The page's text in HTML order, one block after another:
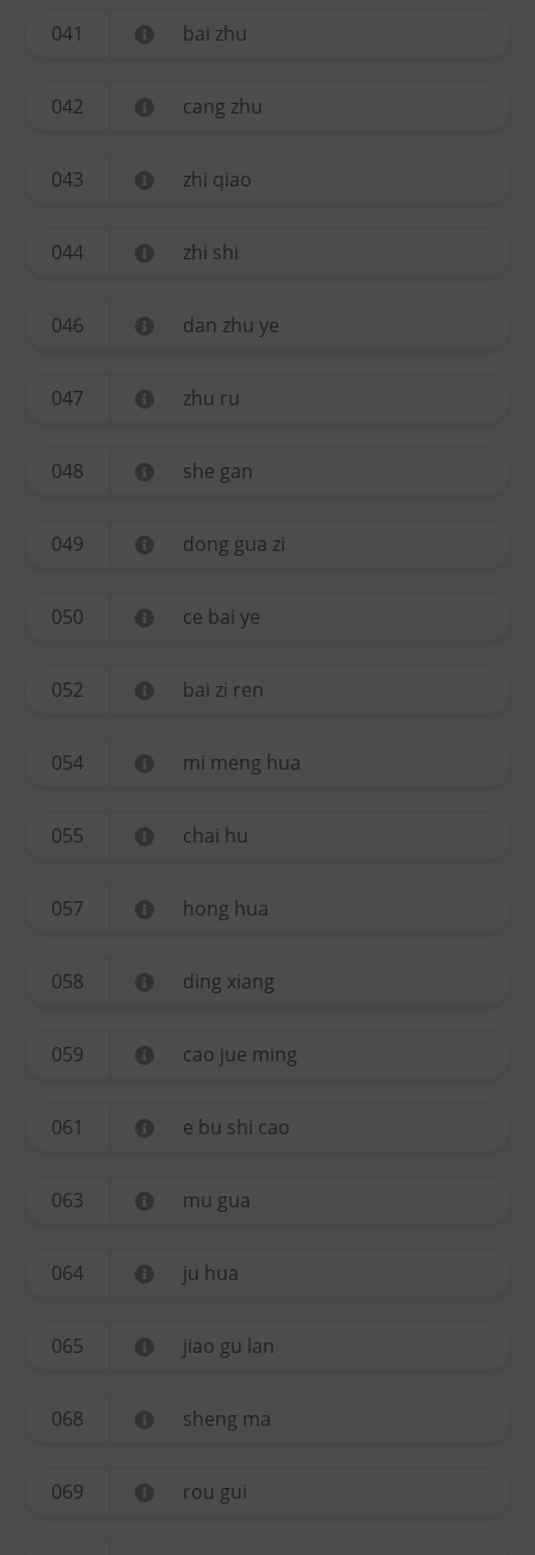
041 bai zhu
042 cang zhu
043 zhi qiao
044 zhi shi
046 dan zhu ye
047 zhu ru
048 she gan
049 dong gua zi
050 ce bai ye
052 bai zi ren
054 mi meng hua
055 chai hu
057 hong hua
058 ding xiang
059 cao jue ming
061 e bu shi cao
063 mu gua
064 ju hua
065 jiao gu lan
068 sheng ma
069 rou gui